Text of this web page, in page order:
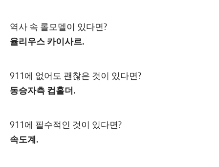
역사 속 롤모델이 있다면?
율리우스 카이사르.
911에 없어도 괜찮은 것이 있다면?
동승자측 컵홀더.
911에 필수적인 것이 있다면?
속도계.